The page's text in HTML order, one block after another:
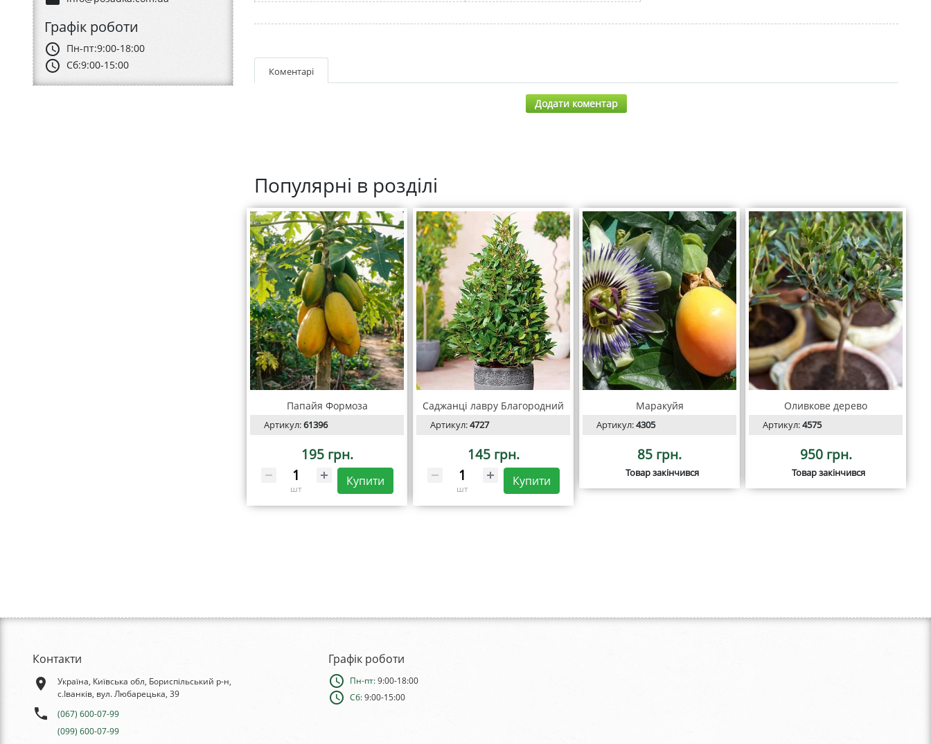
Графік роботи
schedule Пн-пт:9:00-18:00
schedule Сб:9:00-15:00
Коментарі
Додати коментар
Популярні в розділі
Папайя Формоза
Артикул:61396
195 грн.
шт
Купити
Саджанці лавру Благородний
Артикул:4727
145 грн.
шт
Купити
Маракуйя
Артикул:4305
85 грн.
Товар закінчився
Оливкове дерево
Артикул:4575
950 грн.
Товар закінчився
Контакти
place
Україна, Київська обл, Бориспільський р-н,
с.Іванків, вул. Любарецька, 39
phone
(067) 600-07-99
(099) 600-07-99
Графік роботи
schedule Пн-пт: 9:00-18:00
schedule Сб: 9:00-15:00